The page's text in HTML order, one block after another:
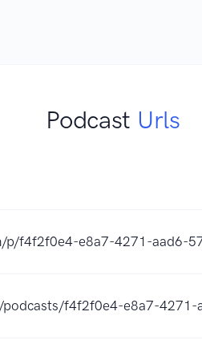
Podcast Urls
p/f4f2f0e4-e8a7-4271-aad6-
f4f2f0e4-e8a7-4271-